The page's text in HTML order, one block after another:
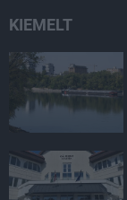
KIEMELT